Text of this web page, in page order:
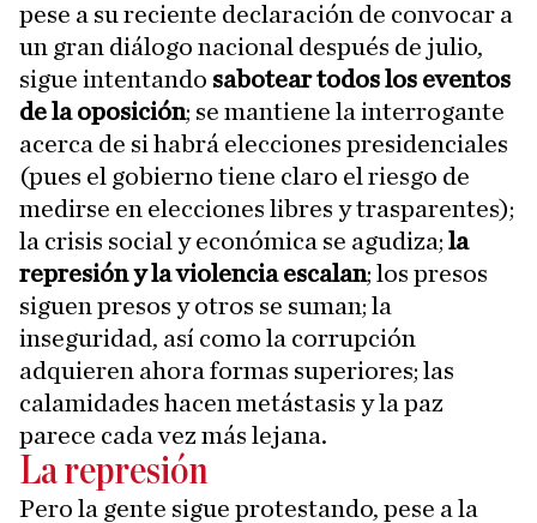
pese a su reciente declaración de convocar a
un gran diálogo nacional después de julio,
sigue intentando sabotear todos los eventos
de la oposición; se mantiene la interrogante
acerca de si habrá elecciones presidenciales
(pues el gobierno tiene claro el riesgo de
medirse en elecciones libres y trasparentes);
la crisis social y económica se agudiza; la
represión y la violencia escalan; los presos
siguen presos y otros se suman; la
inseguridad, así como la corrupción
adquieren ahora formas superiores; las
calamidades hacen metástasis y la paz
parece cada vez más lejana.
La represión
Pero la gente sigue protestando, pese a la